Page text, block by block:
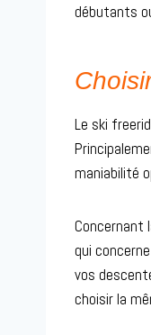
débutants
Le ski
maniabilité
Concernant
qui
vos
choisir la